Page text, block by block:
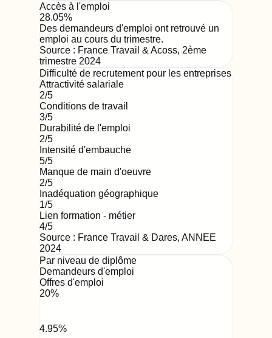
Accès à l'emploi
28.05%
Des demandeurs d'emploi ont retrouvé un
emploi au cours du trimestre.
Source : France Travail & Acoss, 2ème
trimestre 2024
Difficulté de recrutement pour les entreprises
Attractivité salariale
2/5
Conditions de travail
3/5
Durabilité de l'emploi
2/5
Intensité d'embauche
5/5
Manque de main d'oeuvre
2/5
Inadéquation géographique
1/5
Lien formation - métier
4/5
Source : France Travail & Dares, ANNEE
2024
Par niveau de diplôme
Demandeurs d'emploi
Offres d'emploi
20%
4.95%